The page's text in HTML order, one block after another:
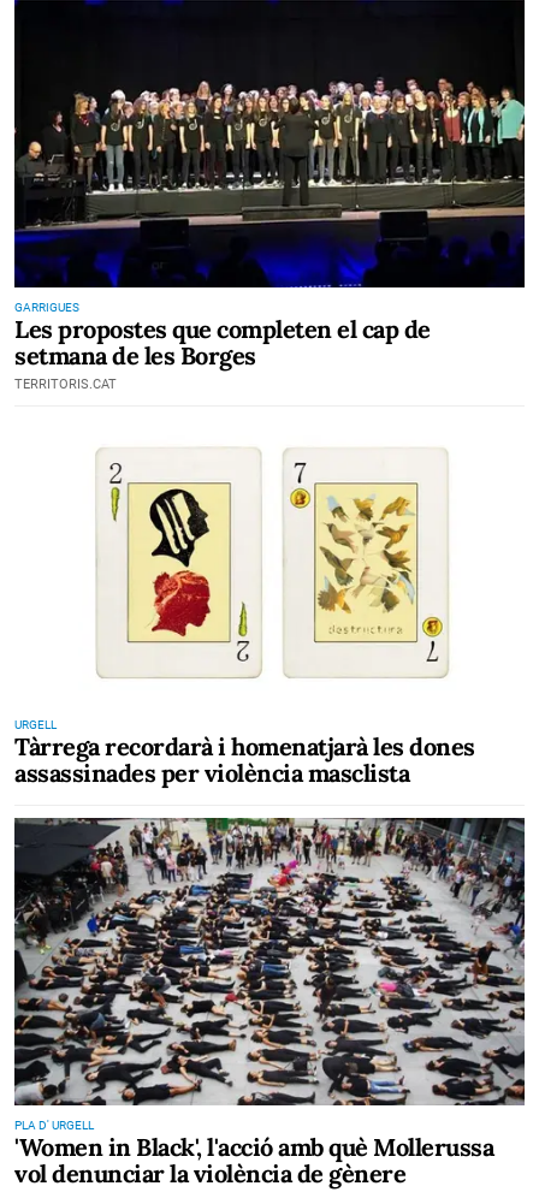
GARRIGUES
Les propostes que completen el cap de
setmana de les Borges
TERRITORIS.CAT
URGELL
Tàrrega recordarà i homenatjarà les dones
assassinades per violència masclista
PLA D' URGELL
'Women in Black', l'acció amb què Mollerussa
vol denunciar la violència de gènere